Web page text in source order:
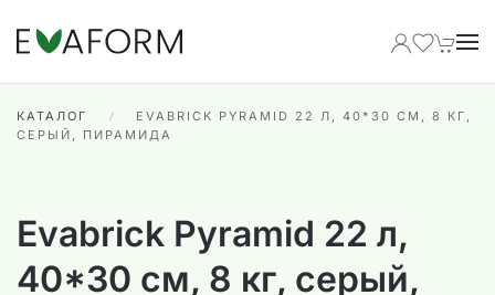
КАТАЛОГ
EVABRICK PYRAMID 22 Л, 40*30 СМ, 8 КГ,
СЕРЫЙ, ПИРАМИДА
Evabrick Pyramid 22 л,
40*30 см, 8 кг, серый,